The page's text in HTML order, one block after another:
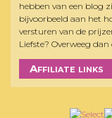
hebben van een blog
bijvoorbeeld aan het
versturen van de
Liefste? Overweeg
Affiliate links